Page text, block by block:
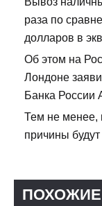
раза по
долларов в
Об этом на
Лондоне
Банка России
Тем не менее,
причины
ПОХОЖИЕ